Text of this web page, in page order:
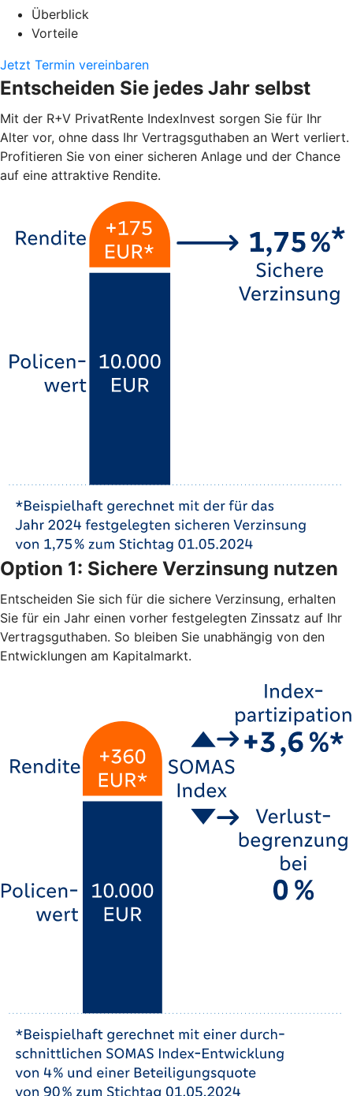
Überblick
Vorteile
Jetzt Termin vereinbaren
Entscheiden Sie jedes Jahr selbst
Mit der R+V PrivatRente IndexInvest sorgen Sie für Ihr
Alter vor, ohne dass Ihr Vertragsguthaben an Wert verliert.
Profitieren Sie von einer sicheren Anlage und der Chance
auf eine attraktive Rendite.
Option 1: Sichere Verzinsung nutzen
Entscheiden Sie sich für die sichere Verzinsung, erhalten
Sie für ein Jahr einen vorher festgelegten Zinssatz auf Ihr
Vertragsguthaben. So bleiben Sie unabhängig von den
Entwicklungen am Kapitalmarkt.